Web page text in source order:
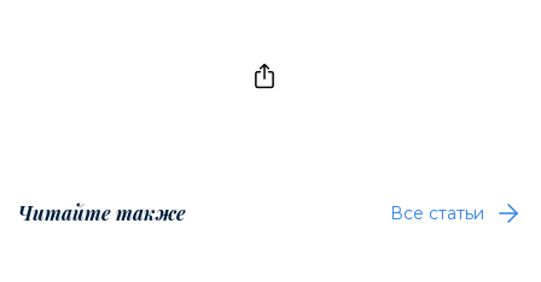
Читайте также Все статьи